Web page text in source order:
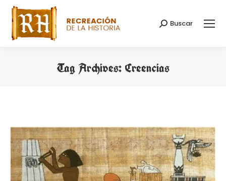
Search:
Buscar
Tag Archives: Creencias